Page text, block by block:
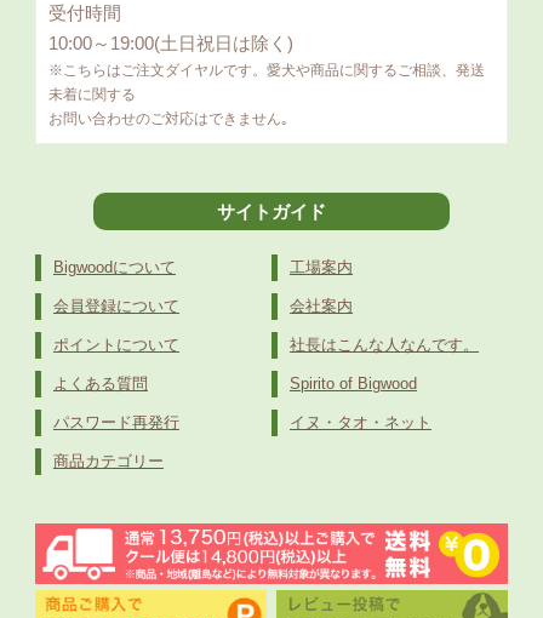
受付時間
10:00～19:00(土日祝日は除く)
※こちらはご注文ダイヤルです。愛犬や商品に関するご相談、発送
未着に関する
お問い合わせのご対応はできません｡
サイトガイド
Bigwoodについて
会員登録について
ポイントについて
よくある質問
パスワード再発行
商品カテゴリー
工場案内
会社案内
社長はこんな人なんです。
Spirito of Bigwood
イヌ・タオ・ネット